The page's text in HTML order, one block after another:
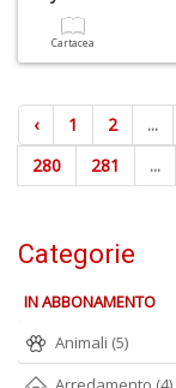
Cartacea
‹ 1 2 ...
280
281 ...
Categorie
IN ABBONAMENTO
Animali (5)